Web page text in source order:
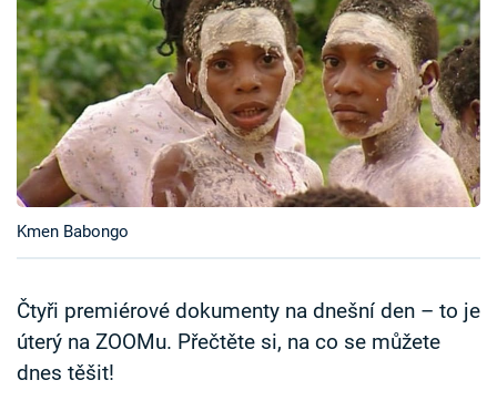
Pořady
TV Program
Časopis
Sledujte prima+
Sledujte nás
Kmen Babongo
Čtyři premiérové dokumenty na dnešní den – to je
úterý na ZOOMu. Přečtěte si, na co se můžete
dnes těšit!